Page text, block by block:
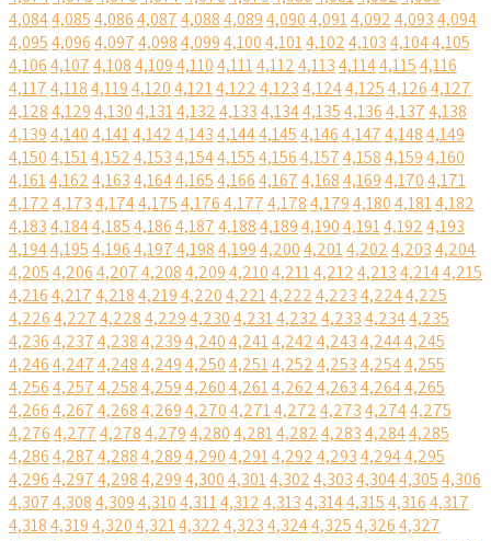
4,0844,0854,0864,0874,0884,0894,0904,0914,0924,0934,094
4,0954,0964,0974,0984,0994,1004,1014,1024,1034,1044,105
4,1064,1074,1084,1094,1104,1114,1124,1134,1144,1154,116
4,1174,1184,1194,1204,1214,1224,1234,1244,1254,1264,127
4,1284,1294,1304,1314,1324,1334,1344,1354,1364,1374,138
4,1394,1404,1414,1424,1434,1444,1454,1464,1474,1484,149
4,1504,1514,1524,1534,1544,1554,1564,1574,1584,1594,160
4,1614,1624,1634,1644,1654,1664,1674,1684,1694,1704,171
4,1724,1734,1744,1754,1764,1774,1784,1794,1804,1814,182
4,1834,1844,1854,1864,1874,1884,1894,1904,1914,1924,193
4,1944,1954,1964,1974,1984,1994,2004,2014,2024,2034,204
4,2054,2064,2074,2084,2094,2104,2114,2124,2134,2144,215
4,2164,2174,2184,2194,2204,2214,2224,2234,2244,225
4,2264,2274,2284,2294,2304,2314,2324,2334,2344,235
4,2364,2374,2384,2394,2404,2414,2424,2434,2444,245
4,2464,2474,2484,2494,2504,2514,2524,2534,2544,255
4,2564,2574,2584,2594,2604,2614,2624,2634,2644,265
4,2664,2674,2684,2694,2704,2714,2724,2734,2744,275
4,2764,2774,2784,2794,2804,2814,2824,2834,2844,285
4,2864,2874,2884,2894,2904,2914,2924,2934,2944,295
4,2964,2974,2984,2994,3004,3014,3024,3034,3044,3054,306
4,3074,3084,3094,3104,3114,3124,3134,3144,3154,3164,317
4,3184,3194,3204,3214,3224,3234,3244,3254,3264,327